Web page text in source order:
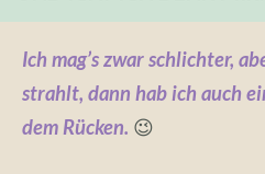
Ich mag’s zwar schlichter,
strahlt, dann hab ich auch
dem Rücken. 😉